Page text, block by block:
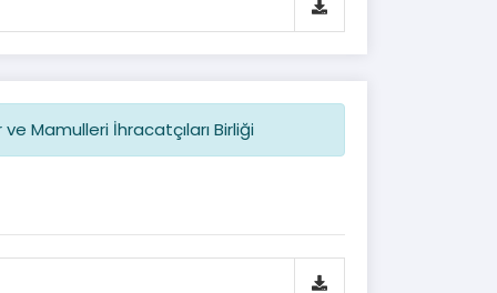
Mamulleri İhracatçıları Birliği